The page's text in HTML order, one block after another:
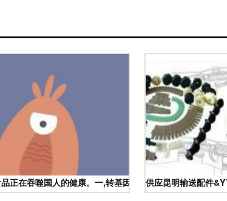
正在吞噬国人的健康。一,转基因食品。二,速成鸡鸭,80
供应昆明输送配件